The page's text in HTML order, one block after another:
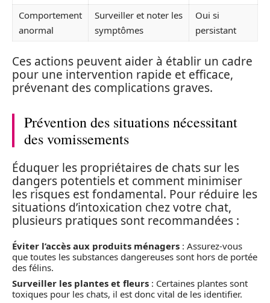
Comportement
anormal
Surveiller et noter les
symptômes
Oui si
persistant
Ces actions peuvent aider à établir un cadre
pour une intervention rapide et efficace,
prévenant des complications graves.
Prévention des situations nécessitant
des vomissements
Éduquer les propriétaires de chats sur les
dangers potentiels et comment minimiser
les risques est fondamental. Pour réduire les
situations d’intoxication chez votre chat,
plusieurs pratiques sont recommandées :
Éviter l’accès aux produits ménagers : Assurez-vous
que toutes les substances dangereuses sont hors de portée
des félins.
Surveiller les plantes et fleurs : Certaines plantes sont
toxiques pour les chats, il est donc vital de les identifier.